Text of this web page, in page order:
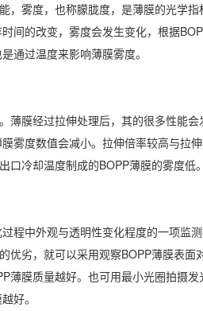
，雾度，也称朦胧度，是薄膜的光学
间的改变，雾度会发生变化，根据
通过温度来影响薄膜雾度。
薄膜经过拉伸处理后，其的很多性能
膜雾度数值会减小。拉伸倍率较高与
口冷却温度制成的BOPP薄膜的雾度
程中外观与透明性变化程度的一项监
优劣，就可以采用观察BOPP薄膜表
薄膜质量越好。也可用最小光圈拍摄
好。